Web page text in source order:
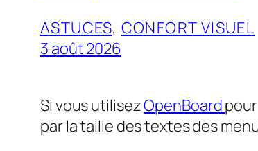
ASTUCES, CONFORT VISUEL
3 août 2026
Si vous utilisezOpenBoard
par la taille des textes des